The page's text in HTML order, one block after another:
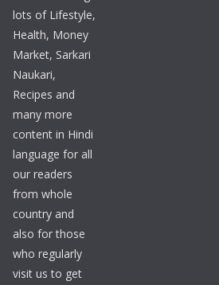
lots of Lifestyle,
Health, Money
Market, Sarkari
Naukari,
Recipes and
many more
content in Hindi
language for all
our readers
from whole
country and
also for those
who regularly
visit us to get